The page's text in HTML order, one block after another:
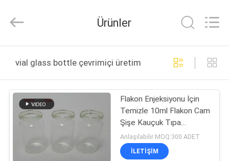
ÜRÜN:%
HAKKIMIZDA
Reserved.
Ürünler
vial glass bottle çevrimiçi üretim
Flakon Enjeksiyonu İçin
Temizle 10ml Flakon Cam
Şişe Kauçuk Tıpa
Sızdırmazlık
Anlaşılabilir MOQ:300 ADET
İLETIŞIM